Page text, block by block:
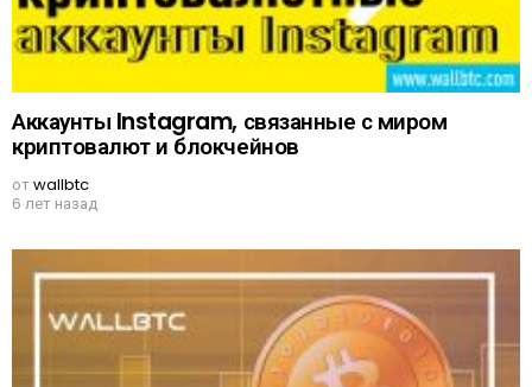
Аккаунты Instagram, связанные с миром
криптовалют и блокчейнов
отwallbtc
6 лет назад